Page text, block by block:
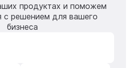
продуктах и поможем
с решением для вашего
бизнеса